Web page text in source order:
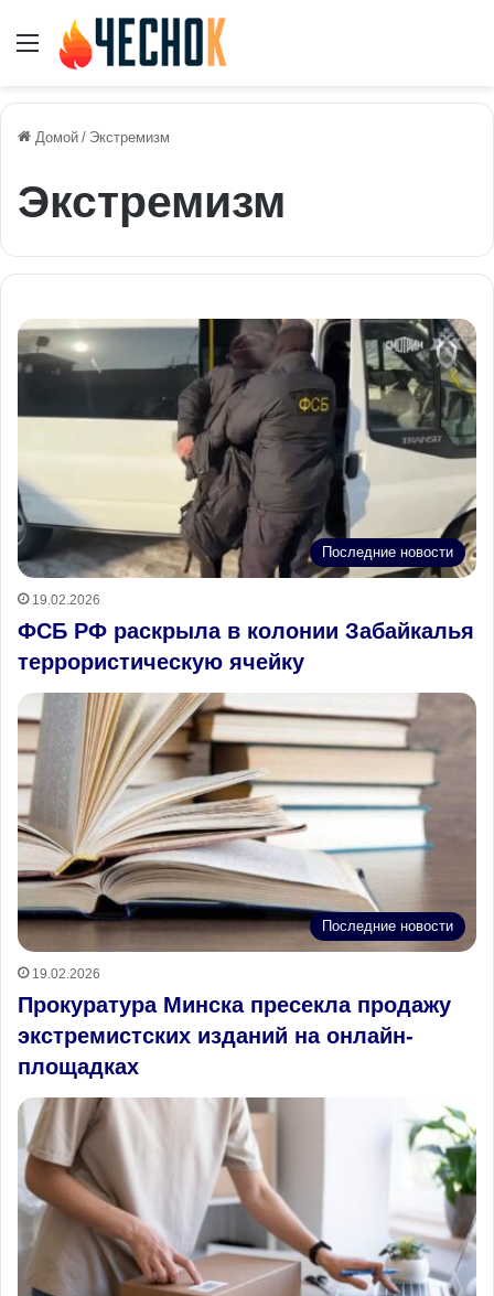
Меню
Домой / Экстремизм
Экстремизм
Последние новости
19.02.2026
ФСБ РФ раскрыла в колонии Забайкалья
террористическую ячейку
Последние новости
19.02.2026
Прокуратура Минска пресекла продажу
экстремистских изданий на онлайн-
площадках